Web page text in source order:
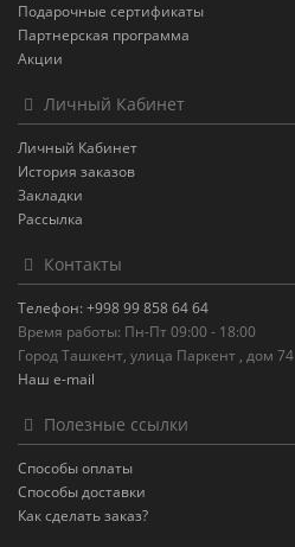
Подарочные сертификаты
Партнерская программа
Акции
Личный Кабинет
Личный Кабинет
История заказов
Закладки
Рассылка
Контакты
Телефон: +998 99 858 64 64
Время работы: Пн-Пт 09:00 - 18:00
Город Ташкент, улица Паркент , дом 74
Наш e-mail
Полезные ссылки
Способы оплаты
Способы доставки
Как сделать заказ?